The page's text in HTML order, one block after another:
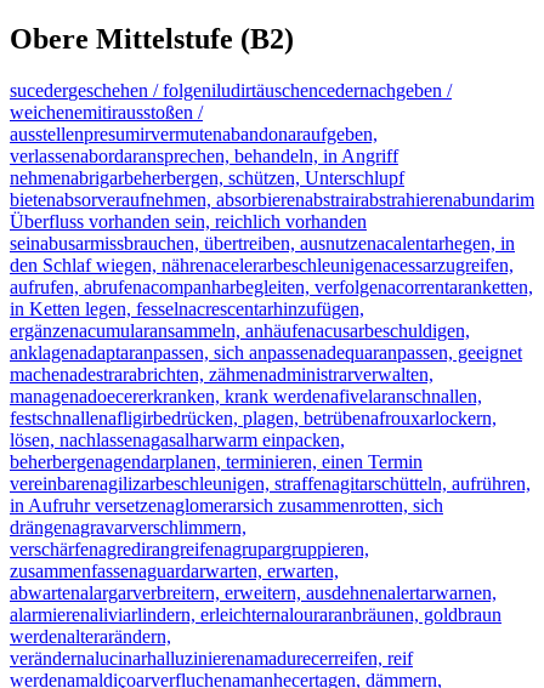
Obere Mittelstufe (B2)
sucedergeschehen / folgeniludirtäuschencedernachgeben /
weichenemitirausstoßen /
ausstellenpresumirvermutenabandonaraufgeben,
verlassenabordaransprechen, behandeln, in Angriff
nehmenabrigarbeherbergen, schützen, Unterschlupf
bietenabsorveraufnehmen, absorbierenabstrairabstrahierenabundarim
Überfluss vorhanden sein, reichlich vorhanden
seinabusarmissbrauchen, übertreiben, ausnutzenacalentarhegen, in
den Schlaf wiegen, nährenacelerarbeschleunigenacessarzugreifen,
aufrufen, abrufenacompanharbegleiten, verfolgenacorrentaranketten,
in Ketten legen, fesselnacrescentarhinzufügen,
ergänzenacumularansammeln, anhäufenacusarbeschuldigen,
anklagenadaptaranpassen, sich anpassenadequaranpassen, geeignet
machenadestrarabrichten, zähmenadministrarverwalten,
managenadoecererkranken, krank werdenafivelaranschnallen,
festschnallenafligirbedrücken, plagen, betrübenafrouxarlockern,
lösen, nachlassenagasalharwarm einpacken,
beherbergenagendarplanen, terminieren, einen Termin
vereinbarenagilizarbeschleunigen, straffenagitarschütteln, aufrühren,
in Aufruhr versetzenaglomerarsich zusammenrotten, sich
drängenagravarverschlimmern,
verschärfenagredirangreifenagrupargruppieren,
zusammenfassenaguardarwarten, erwarten,
abwartenalargarverbreitern, erweitern, ausdehnenalertarwarnen,
alarmierenaliviarlindern, erleichternalouraranbräunen, goldbraun
werdenalterarändern,
verändernalucinarhalluzinierenamadurecerreifen, reif
werdenamaldiçoarverfluchenamanhecertagen, dämmern,